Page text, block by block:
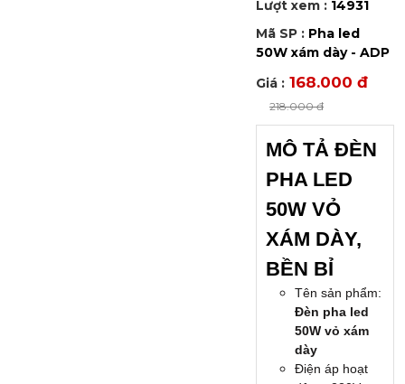
Lượt xem : 14931
Mã SP : Pha led
50W xám dày - ADP
Giá : 168.000 đ
218.000 đ
MÔ TẢ ĐÈN
PHA LED
50W VỎ
XÁM DÀY,
BỀN BỈ
Tên sản phẩm:
Đèn pha led
50W vỏ xám
dày
Điện áp hoạt